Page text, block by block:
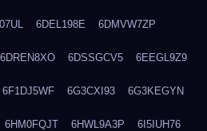
6DEL198E 6DMVW7ZP
6DREN8XO 6DSSGCV5 6EEGL9Z9
6F1DJ5WF 6G3CXI93 6G3KEGYN
6HM0FQJT 6HWL9A3P 6I5IUH76